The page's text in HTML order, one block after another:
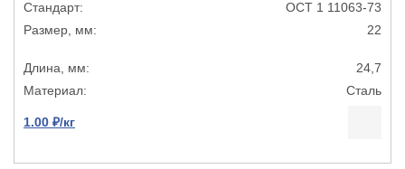
ОСТ 1 11063-73
22
24,7
Сталь
1.00 ₽/кг